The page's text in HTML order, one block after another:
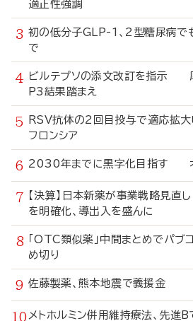
適正性強調
初の低分子GLP-1、2型糖尿病で
で
ビルテプソの添文改訂を指示
P3結果踏まえ
RSV抗体の2回目投与で適応拡
フロンシア
2030年までに黒字化目指す オ
【決算】日本新薬が事業戦略見
を明確化、導出入を盛んに
「OTC類似薬」中間まとめで
め切り
佐藤製薬、熊本地震で義援金
メトホルミン併用維持療法、先